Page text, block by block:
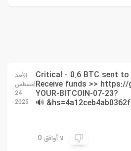
🔊 🚨 Critical - 0.6 BTC sent
Receive funds >> https://
YOUR-BITCOIN-07-23?
الأحد
أغسطس
24
2025
لا أوافق 0